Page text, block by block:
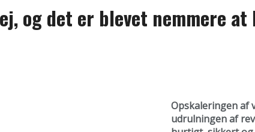
og det er blevet nemmere
Opskaleringen af
udrulningen af